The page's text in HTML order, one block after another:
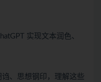
实现文本润色、
、思想钢印，理解这些